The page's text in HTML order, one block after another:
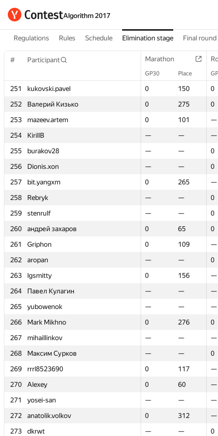
Algorithm 2017
Regulations Rules Schedule Elimination stage Final round
# Participant Marathon
GP30 Place
251 kukovski.pavel 0 150
0
252
Валерий Кизько 0 275
0
253
mazeev.artem 0 101
—
254
KirillB — —
—
255
burakov28 — —
0
256
Dionis.xon — —
0
257
bit.yangxm 0 265
—
258
Rebryk — —
0
259
stenrulf — —
0
260
андрей захаров 0 65
0
261
Griphon 0 109
—
262
aropan — —
0
263
lgsmitty 0 156
—
264
Павел Кулагин — —
—
265
yubowenok — —
—
266
Mark Mikhno 0 276
0
267
mihaillinkov — —
—
268
Максим Сурков — —
0
269
rrrl8523690 0 117
—
270
Alexey 0 60
—
271
yosei-san — —
—
272
anatolik.volkov 0 312
—
273
dkrwt — —
0
# Participant Marathon
GP30 Place
251 kukovski.pavel 0 150
0
252
Валерий Кизько 0 275
0
253
mazeev.artem 0 101
—
254
KirillB — —
—
255
burakov28 — —
0
256
Dionis.xon — —
0
257
bit.yangxm 0 265
—
258
Rebryk — —
0
259
stenrulf — —
0
260
андрей захаров 0 65
0
261
Griphon 0 109
—
262
aropan — —
0
263
lgsmitty 0 156
—
264
Павел Кулагин — —
—
265
yubowenok — —
—
266
Mark Mikhno 0 276
0
267
mihaillinkov — —
—
268
Максим Сурков — —
0
269
rrrl8523690 0 117
—
270
Alexey 0 60
—
271
yosei-san — —
—
272
anatolik.volkov 0 312
—
273
dkrwt — —
0